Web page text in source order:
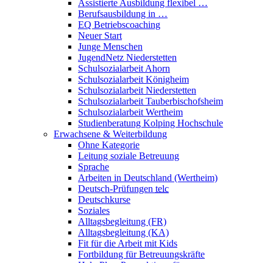
Assistierte Ausbildung flexibel …
Berufsausbildung in …
EQ Betriebscoaching
Neuer Start
Junge Menschen
JugendNetz Niederstetten
Schulsozialarbeit Ahorn
Schulsozialarbeit Königheim
Schulsozialarbeit Niederstetten
Schulsozialarbeit Tauberbischofsheim
Schulsozialarbeit Wertheim
Studienberatung Kolping Hochschule
Erwachsene & Weiterbildung
Ohne Kategorie
Leitung soziale Betreuung
Sprache
Arbeiten in Deutschland (Wertheim)
Deutsch-Prüfungen telc
Deutschkurse
Soziales
Alltagsbegleitung (FR)
Alltagsbegleitung (KA)
Fit für die Arbeit mit Kids
Fortbildung für Betreuungskräfte